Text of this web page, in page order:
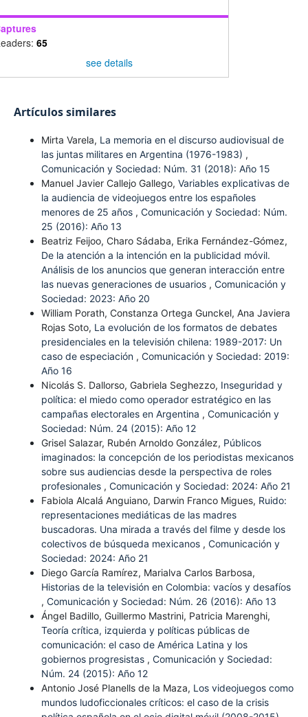
65
see details
Artículos similares
Mirta Varela, La memoria en el discurso audiovisual de
las juntas militares en Argentina (1976-1983) ,
Comunicación y Sociedad: Núm. 31 (2018): Año 15
Manuel Javier Callejo Gallego, Variables explicativas de
la audiencia de videojuegos entre los españoles
menores de 25 años , Comunicación y Sociedad: Núm.
25 (2016): Año 13
Beatriz Feijoo, Charo Sádaba, Erika Fernández-Gómez,
De la atención a la intención en la publicidad móvil.
Análisis de los anuncios que generan interacción entre
las nuevas generaciones de usuarios , Comunicación y
Sociedad: 2023: Año 20
William Porath, Constanza Ortega Gunckel, Ana Javiera
Rojas Soto, La evolución de los formatos de debates
presidenciales en la televisión chilena: 1989-2017: Un
caso de especiación , Comunicación y Sociedad: 2019:
Año 16
Nicolás S. Dallorso, Gabriela Seghezzo, Inseguridad y
política: el miedo como operador estratégico en las
campañas electorales en Argentina , Comunicación y
Sociedad: Núm. 24 (2015): Año 12
Grisel Salazar, Rubén Arnoldo González, Públicos
imaginados: la concepción de los periodistas mexicanos
sobre sus audiencias desde la perspectiva de roles
profesionales , Comunicación y Sociedad: 2024: Año 21
Fabiola Alcalá Anguiano, Darwin Franco Migues, Ruido:
representaciones mediáticas de las madres
buscadoras. Una mirada a través del filme y desde los
colectivos de búsqueda mexicanos , Comunicación y
Sociedad: 2024: Año 21
Diego García Ramírez, Marialva Carlos Barbosa,
Historias de la televisión en Colombia: vacíos y desafíos
, Comunicación y Sociedad: Núm. 26 (2016): Año 13
Ángel Badillo, Guillermo Mastrini, Patricia Marenghi,
Teoría crítica, izquierda y políticas públicas de
comunicación: el caso de América Latina y los
gobiernos progresistas , Comunicación y Sociedad:
Núm. 24 (2015): Año 12
Antonio José Planells de la Maza, Los videojuegos como
mundos ludoficcionales críticos: el caso de la crisis